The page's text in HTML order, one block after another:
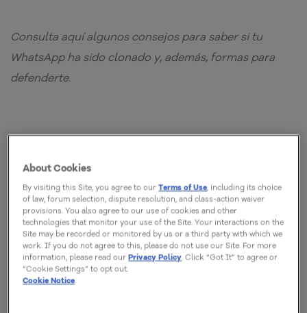
Consulta aquí algunos consejos para saber si tu
WhatsApp ha sido clonado y, además, formas para
defenderte.
mundo tiene un amigo o familiar que haya padecido
este tipo de problema.
Debido a la importancia del tema,HostGatorha
preparado un contenido completo para ayudarte a
About Cookies
By visiting this Site, you agree to ourTerms of Use, including its choice
of law, forum selection, dispute resolution, and class-action waiver
provisions. You also agree to our use of cookies and other
technologies that monitor your use of the Site. Your interactions on the
Site may be recorded or monitored by us or a third party with which we
work. If you do not agree to this, please do not use our Site. For more
information, please read ourPrivacy Policy. Click “Got It” to agree or
“Cookie Settings” to opt out.
Cookie Notice